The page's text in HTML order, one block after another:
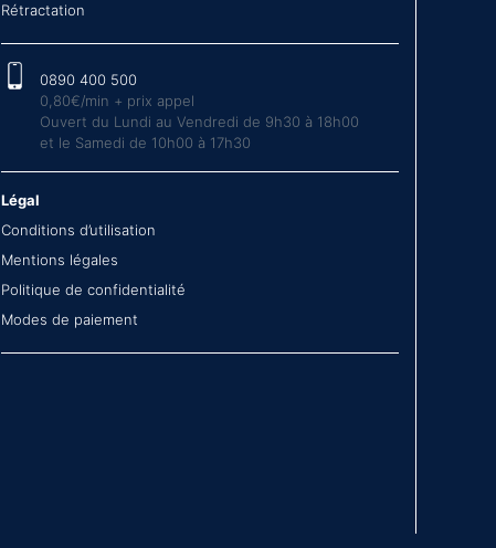
Rétractation
0890 400 500
0,80€/min + prix appel
Ouvert du Lundi au Vendredi de 9h30 à 18h00
et le Samedi de 10h00 à 17h30
Légal
Conditions d’utilisation
Mentions légales
Politique de confidentialité
Modes de paiement